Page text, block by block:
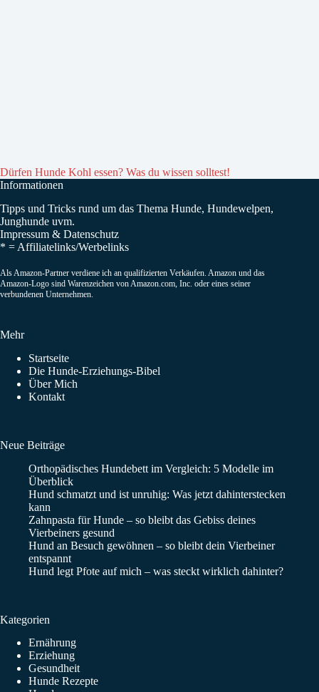
Dürfen Hunde Kohl essen? Was du wissen solltest!
Informationen
Tipps und Tricks rund um das Thema Hunde, Hundewelpen,
Junghunde uvm.
Impressum & Datenschutz
* = Affiliatelinks/Werbelinks
Als Amazon-Partner verdiene ich an qualifizierten Verkäufen. Amazon und das
Amazon-Logo sind Warenzeichen von Amazon.com, Inc. oder eines seiner
verbundenen Unternehmen.
Mehr
Startseite
Die Hunde-Erziehungs-Bibel
Über Mich
Kontakt
Neue Beiträge
Orthopädisches Hundebett im Vergleich: 5 Modelle im
Überblick
Hund schmatzt und ist unruhig: Was jetzt dahinterstecken
kann
Zahnpasta für Hunde – so bleibt das Gebiss deines
Vierbeiners gesund
Hund an Besuch gewöhnen – so bleibt dein Vierbeiner
entspannt
Hund legt Pfote auf mich – was steckt wirklich dahinter?
Kategorien
Ernährung
Erziehung
Gesundheit
Hunde Rezepte